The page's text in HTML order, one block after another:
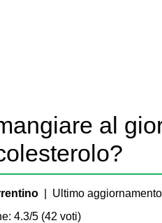
al
| Ultimo
4.3/5 (42 voti)